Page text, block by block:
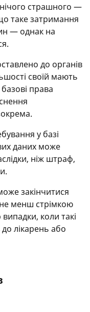
страшного —
таке затримання
— однак на
до органів
своїй мають
права
у базі
даних може
ніж штраф,
закінчитися
менш стрімкою
коли такі
до лікарень або